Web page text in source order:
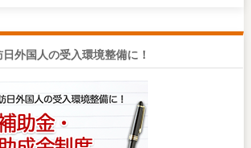
日外国人の受入環境整備に！